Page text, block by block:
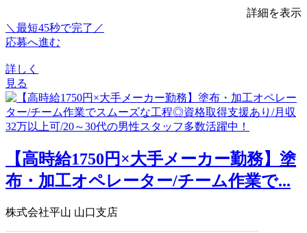
詳細を表示
＼最短45秒で完了／
応募へ進む
詳しく
見る
【高時給1750円×大手メーカー勤務】塗
布・加工オペレーター/チーム作業で...
株式会社平山 山口支店